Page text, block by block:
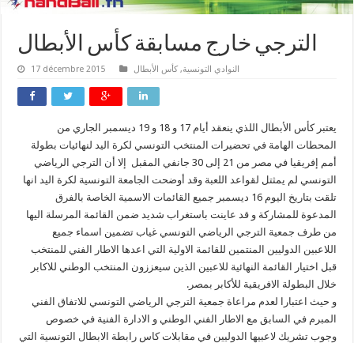
الترجي خارج مسابقة كأس الأبطال
17 décembre 2015 النوادي التونسية, كأس الأبطال
يعتبر كأس الأبطال اللذي ينعقد أيام 17 و 18 و 19 ديسمبر الجاري من
المحطات الهامة في تحضيرات المنتخب التونسي لكرة اليد لنهائيات بطولة
أمم إفريقيا في مصر من 21 إلى 30 جانفي المقبل إلا أن الترجي الرياضي
التونسي لم يمثتل لقواعد اللعبة وقد أوضحت الجامعة التونسية لكرة اليد انها
تلقت بتاريخ اليوم 16 ديسمبر جميع القائمات الاسمية الخاصة بالفرق
المدعوة للمشاركة و قد عاينت باستغراب شديد ضمن القائمة المرسلة اليها
من طرف جمعية الترجي الرياضي التونسي غياب تضمين اسماء جميع
اللاعبين الدوليين المنتمين للقائمة الاولية التي اعدها الاطار الفني للمنتخب
قبل اختيار القائمة النهائية للاعبين الذين سيعززون المنتخب الوطني للاكابر
خلال البطولة الافريقية للأكابر بمصر.
و حيث اعتبارا لعدم مراعاة جمعية الترجي الرياضي التونسي للاتفاق الفني
المبرم في السابق مع الاطار الفني الوطني و الادارة الفنية في خصوص
وجوب تشريك لاعبيها الدوليين في مقابلات كاس رابطة الابطال التونسية التي